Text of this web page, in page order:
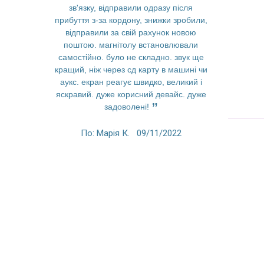
зв'язку, відправили одразу після
прибуття з-за кордону, знижки зробили,
відправили за свій рахунок новою
поштою. магнітолу встановлювали
самостійно. було не складно. звук ще
кращий, ніж через сд карту в машині чи
аукс. екран реагує швидко, великий і
яскравий. дуже корисний девайс. дуже
задоволені!
По: Марія К. 09/11/2022